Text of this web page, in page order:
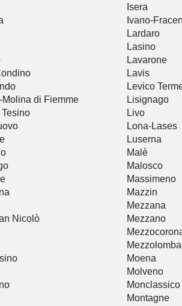
di Fiemme
Nicolò
Isera
Ivano-
Lardaro
Lasino
Lavarone
Lavis
Levico
Lisignago
Livo
Lona-Lases
Luserna
Malè
Malosco
Massimeno
Mazzin
Mezzana
Mezzano
Moena
Molveno
Monclassico
Montagne